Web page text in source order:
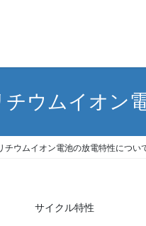
チウムイオン
チウムイオン電池の放電特性につい
サイクル特性